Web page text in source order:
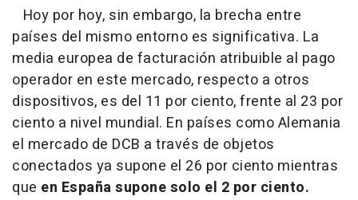
Hoy por hoy, sin embargo, la brecha entre
países del mismo entorno es significativa. La
media europea de facturación atribuible al pago
operador en este mercado, respecto a otros
dispositivos, es del 11 por ciento, frente al 23 por
ciento a nivel mundial. En países como Alemania
el mercado de DCB a través de objetos
conectados ya supone el 26 por ciento mientras
que en España supone solo el 2 por ciento.